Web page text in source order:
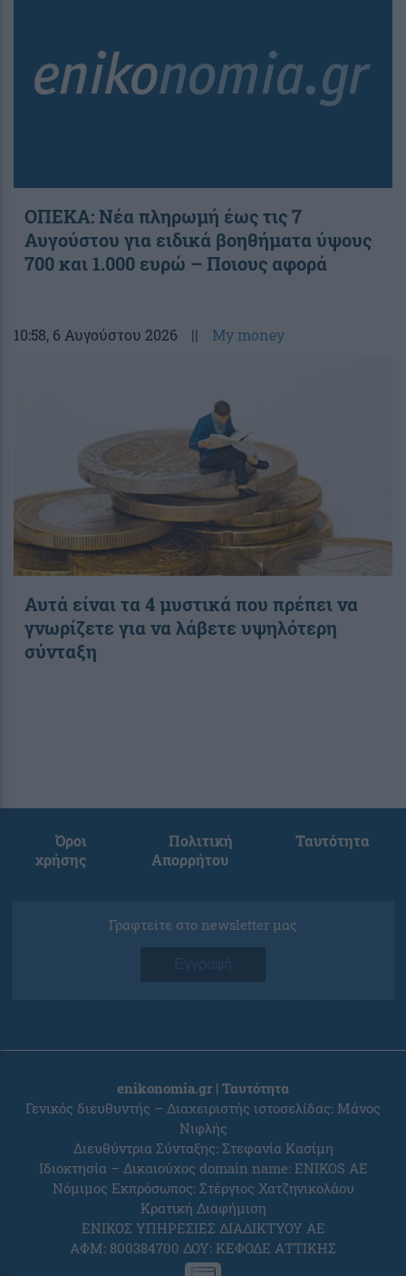
ΟΠΕΚΑ: Νέα πληρωμή έως τις 7
Αυγούστου για ειδικά βοηθήματα ύψους
700 και 1.000 ευρώ – Ποιους αφορά
10:58, 6 Αυγούστου 2026 || My money
Αυτά είναι τα 4 μυστικά που πρέπει να
γνωρίζετε για να λάβετε υψηλότερη
σύνταξη
Όροι
χρήσης
Πολιτική
Απορρήτου
Ταυτότητα
Γραφτείτε στο newsletter μας
Εγγραφή
enikonomia.gr | Ταυτότητα
Γενικός διευθυντής – Διαχειριστής ιστοσελίδας: Μάνος
Νιφλής
Διευθύντρια Σύνταξης: Στεφανία Κασίμη
Ιδιοκτησία – Δικαιούχος domain name: ENIKOS AE
Νόμιμος Εκπρόσωπος: Στέργιος Χατζηνικολάου
Κρατική Διαφήμιση
ΕΝΙΚΟΣ ΥΠΗΡΕΣΙΕΣ ΔΙΑΔΙΚΤΥΟΥ ΑΕ
ΑΦΜ: 800384700 ΔΟΥ: ΚΕΦΟΔΕ ΑΤΤΙΚΗΣ